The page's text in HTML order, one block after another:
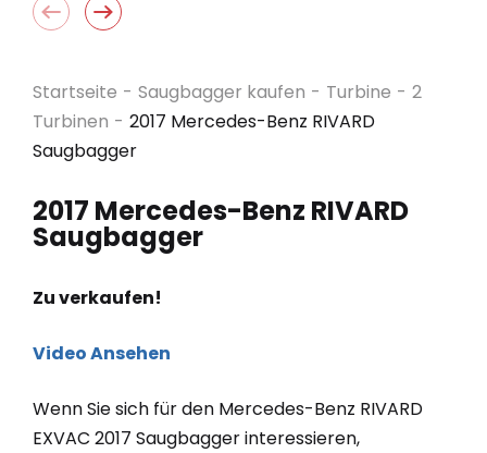
Startseite - Saugbagger kaufen - Turbine - 2
Turbinen - 2017 Mercedes-Benz RIVARD
Saugbagger
2017 Mercedes-Benz RIVARD
Saugbagger
Zu verkaufen!
Video Ansehen
Wenn Sie sich für den Mercedes-Benz RIVARD
EXVAC 2017 Saugbagger interessieren,